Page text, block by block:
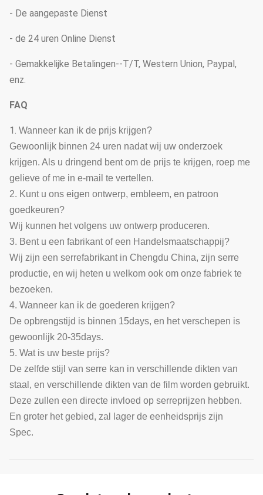
- De aangepaste Dienst
- de 24 uren Online Dienst
- Gemakkelijke Betalingen--T/T, Western Union, Paypal,
enz.
FAQ
1. Wanneer kan ik de prijs krijgen?
Gewoonlijk binnen 24 uren nadat wij uw onderzoek
krijgen. Als u dringend bent om de prijs te krijgen, roep me
gelieve of me in e-mail te vertellen.
2. Kunt u ons eigen ontwerp, embleem, en patroon
goedkeuren?
Wij kunnen het volgens uw ontwerp produceren.
3. Bent u een fabrikant of een Handelsmaatschappij?
Wij zijn een serrefabrikant in Chengdu China, zijn serre
productie, en wij heten u welkom ook om onze fabriek te
bezoeken.
4. Wanneer kan ik de goederen krijgen?
De opbrengstijd is binnen 15days, en het verschepen is
gewoonlijk 20-35days.
5. Wat is uw beste prijs?
De zelfde stijl van serre kan in verschillende dikten van
staal, en verschillende dikten van de film worden gebruikt.
Deze zullen een directe invloed op serreprijzen hebben.
En groter het gebied, zal lager de eenheidsprijs zijn
Spec.